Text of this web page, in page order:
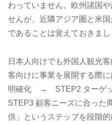
わっていません。欧州諸国
せんが、近隣アジア圏と米
であることは覚えておきまし
日本人向けでも外国人観光
客向けに事業を展開する際
明確化 → STEP2 ターゲ
STEP3 顧客ニーズに合った
供」というステップを段階